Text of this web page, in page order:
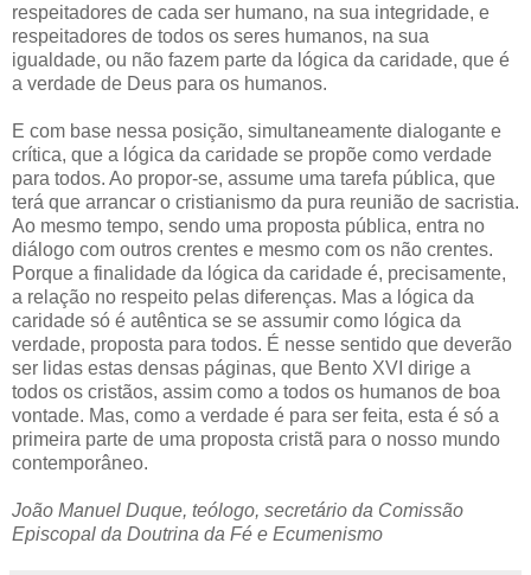
respeitadores de cada ser humano, na sua integridade, e
respeitadores de todos os seres humanos, na sua
igualdade, ou não fazem parte da lógica da caridade, que é
a verdade de Deus para os humanos.
E com base nessa posição, simultaneamente dialogante e
crítica, que a lógica da caridade se propõe como verdade
para todos. Ao propor-se, assume uma tarefa pública, que
terá que arrancar o cristianismo da pura reunião de sacristia.
Ao mesmo tempo, sendo uma proposta pública, entra no
diálogo com outros crentes e mesmo com os não crentes.
Porque a finalidade da lógica da caridade é, precisamente,
a relação no respeito pelas diferenças. Mas a lógica da
caridade só é autêntica se se assumir como lógica da
verdade, proposta para todos. É nesse sentido que deverão
ser lidas estas densas páginas, que Bento XVI dirige a
todos os cristãos, assim como a todos os humanos de boa
vontade. Mas, como a verdade é para ser feita, esta é só a
primeira parte de uma proposta cristã para o nosso mundo
contemporâneo.
João Manuel Duque, teólogo, secretário da Comissão
Episcopal da Doutrina da Fé e Ecumenismo